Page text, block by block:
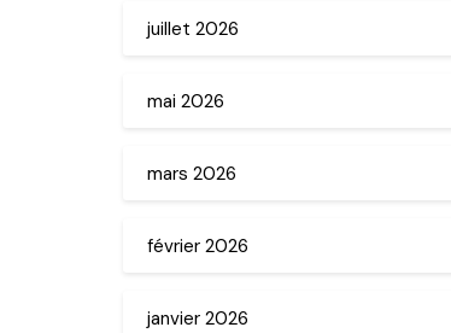
juillet 2026
mai 2026
mars 2026
février 2026
janvier 2026